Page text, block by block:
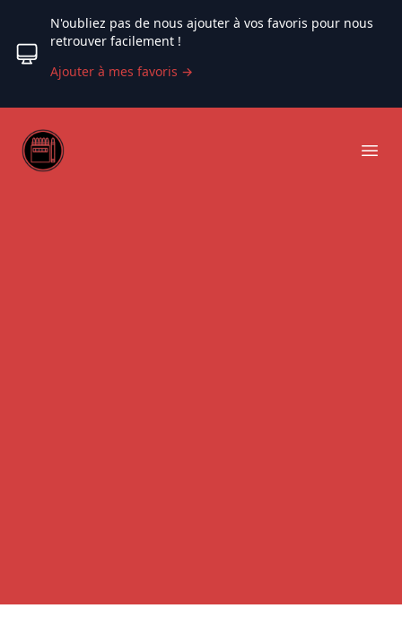
N'oubliez pas de nous ajouter à vos favoris pour nous
retrouver facilement !
Ajouter à mes favoris →
Web coloriage